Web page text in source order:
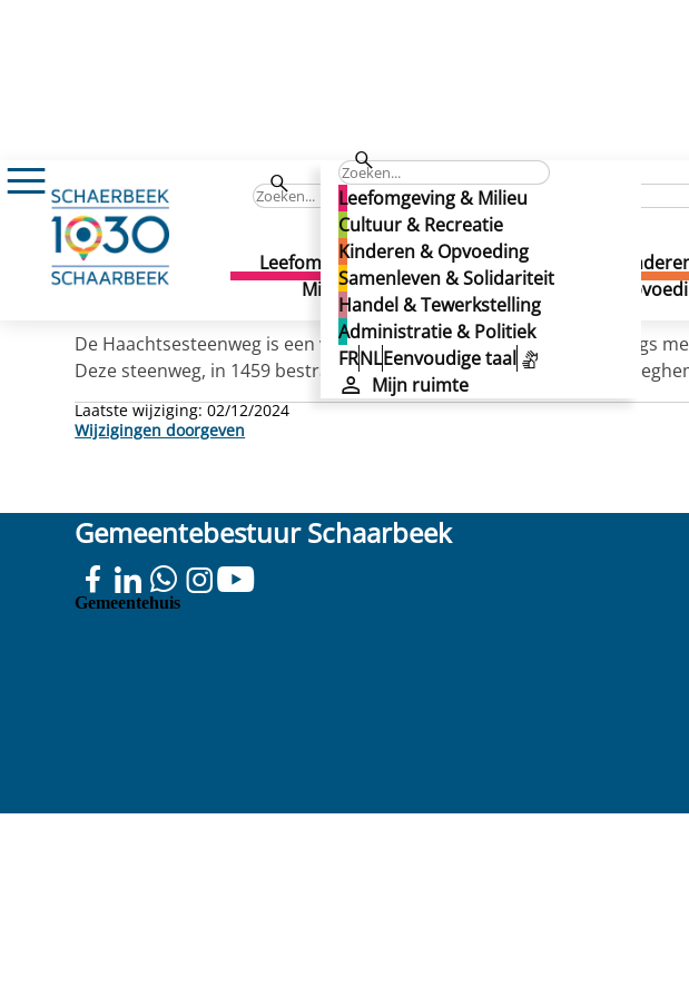
Leefomgeving & Milieu
Cultuur & Recreatie
Kinderen & Opvoeding
Samenleven & Solidariteit
Handel & Tewerkstelling
Administratie & Politiek
FRNLEenvoudige taal
Mijn ruimte
Leefomgeving &
Milieu
Cultuur &
Recreatie
HAACHTSESTEENWEG
HAACHTSESTEENWEG
HAACHTSESTEENWEG
Gepubliceerd op 02/12/2024
De Haachtsesteenweg is een vroegere Romeinse heirbaan, waarlangs
Deze steenweg, in 1459 bestraat tot het dorp Scarenbeka, heette
Laatste wijziging:02/12/2024
Wijzigingen doorgeven
Gemeentebestuur Schaarbeek
Gemeentehuis